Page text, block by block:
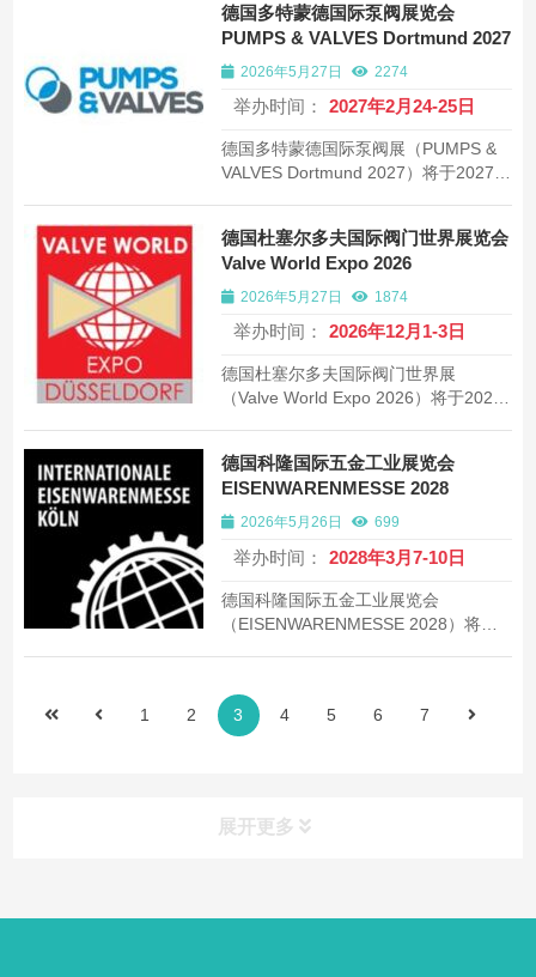
商，约20000平方米。
德国多特蒙德国际泵阀展览会
PUMPS & VALVES Dortmund 2027
2026年5月27日 2274
举办时间： 2027年2月24-25日
德国多特蒙德国际泵阀展（PUMPS &
VALVES Dortmund 2027）将于2027年
300家展商，约15000平方米。
德国杜塞尔多夫国际阀门世界展览会
Valve World Expo 2026
2026年5月27日 1874
举办时间： 2026年12月1-3日
德国杜塞尔多夫国际阀门世界展
（Valve World Expo 2026）将于2026
约700家展商，约25000平方米。
德国科隆国际五金工业展览会
EISENWARENMESSE 2028
2026年5月26日 699
举办时间： 2028年3月7-10日
德国科隆国际五金工业展览会
（EISENWARENMESSE 2028）将于
3200+家展商，280000平方米展览面
积。
1 2 3 4 5 6 7
展开更多